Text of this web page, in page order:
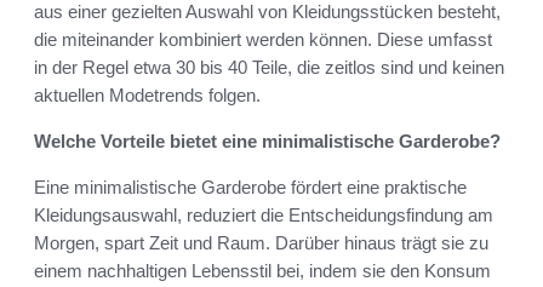
aus einer gezielten Auswahl von Kleidungsstücken besteht,
die miteinander kombiniert werden können. Diese umfasst
in der Regel etwa 30 bis 40 Teile, die zeitlos sind und keinen
aktuellen Modetrends folgen.
Welche Vorteile bietet eine minimalistische Garderobe?
Eine minimalistische Garderobe fördert eine praktische
Kleidungsauswahl, reduziert die Entscheidungsfindung am
Morgen, spart Zeit und Raum. Darüber hinaus trägt sie zu
einem nachhaltigen Lebensstil bei, indem sie den Konsum